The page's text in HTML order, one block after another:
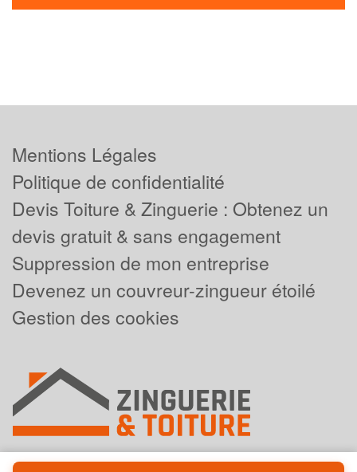
Mentions Légales
Politique de confidentialité
Devis Toiture & Zinguerie : Obtenez un
devis gratuit & sans engagement
Suppression de mon entreprise
Devenez un couvreur-zingueur étoilé
Gestion des cookies